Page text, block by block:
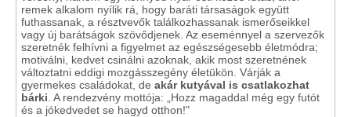
remek alkalom nyílik rá, hogy baráti társaságok együtt
futhassanak, a résztvevők találkozhassanak ismerőseikkel
vagy új barátságok szövődjenek. Az eseménnyel a szervezők
szeretnék felhívni a figyelmet az egészségesebb életmódra;
motiválni, kedvet csinálni azoknak, akik most szeretnének
változtatni eddigi mozgásszegény életükön. Várják a
gyermekes családokat, de akár kutyával is csatlakozhat
bárki . A rendezvény mottója: „Hozz magaddal még egy futót
és a jókedvedet se hagyd otthon!"